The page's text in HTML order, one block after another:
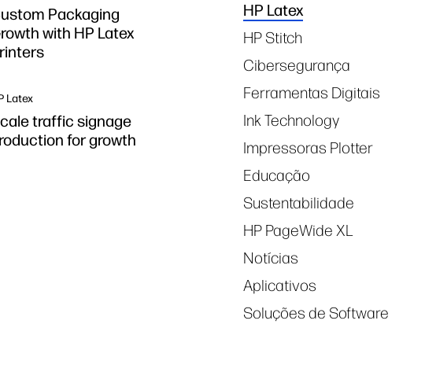
HP Latex
HP Stitch
Cibersegurança
Ferramentas Digitais
Ink Technology
Impressoras Plotter
Educação
Sustentabilidade
HP PageWide XL
Notícias
Aplicativos
Soluções de Software
Packaging
with HP Latex
Latex
traffic signage
for growth